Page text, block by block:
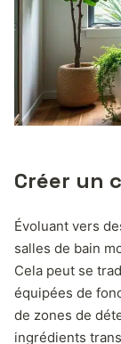
Créer un
Évoluant vers
salles de bain
Cela peut se
équipées de
de zones de
ingrédients